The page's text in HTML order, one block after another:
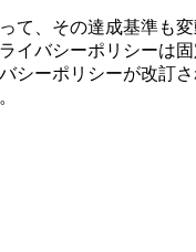
て、その達成基準も
イバシーポリシーは
シーポリシーが改訂